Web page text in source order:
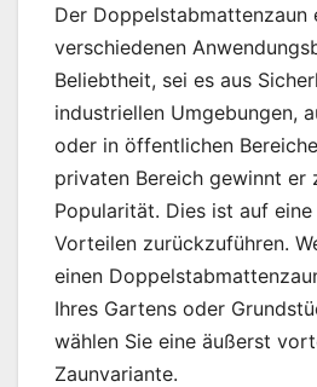
Der Doppelstabmattenzaun
verschiedenen
Beliebtheit, sei es aus
industriellen Umgebungen,
oder in öffentlichen
privaten Bereich gewinnt er
Popularität. Dies ist auf
Vorteilen zurückzuführen.
einen
Ihres Gartens oder
wählen Sie eine äußerst
Zaunvariante.